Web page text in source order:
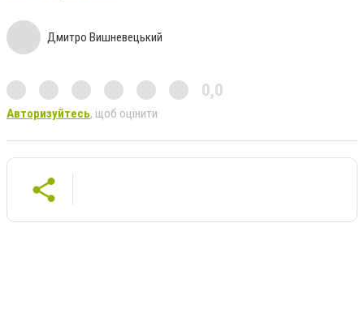
Дмитро Вишневецький
0,0
Авторизуйтесь, щоб оцінити